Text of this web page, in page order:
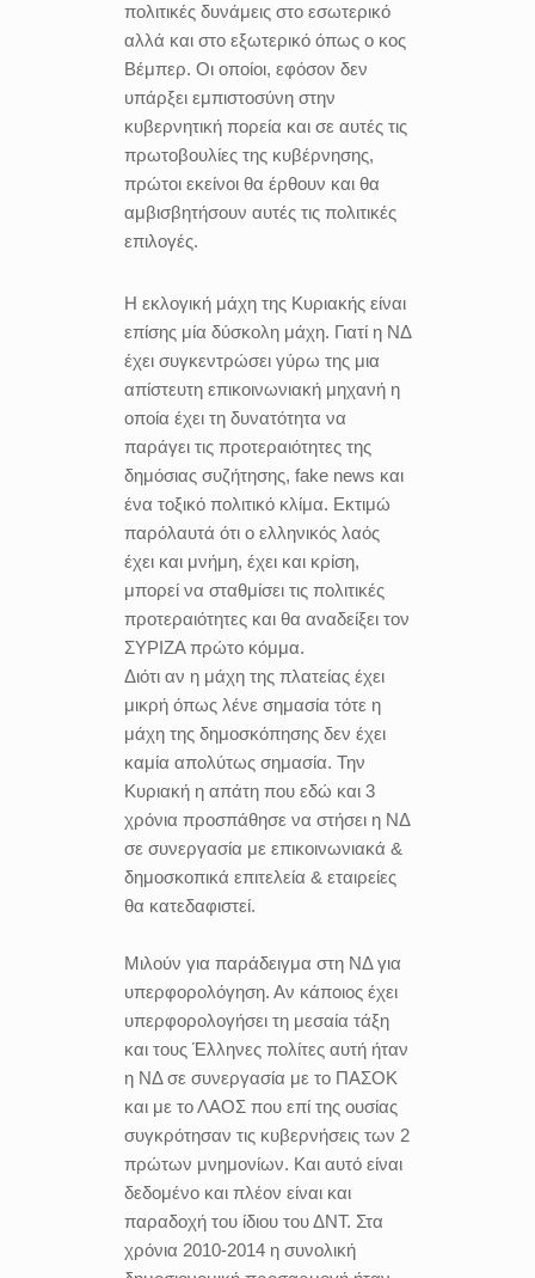
πολιτικές δυνάμεις στο εσωτερικό
αλλά και στο εξωτερικό όπως ο κος
Βέμπερ. Οι οποίοι, εφόσον δεν
υπάρξει εμπιστοσύνη στην
κυβερνητική πορεία και σε αυτές τις
πρωτοβουλίες της κυβέρνησης,
πρώτοι εκείνοι θα έρθουν και θα
αμβισβητήσουν αυτές τις πολιτικές
επιλογές.
Η εκλογική μάχη της Κυριακής είναι
επίσης μία δύσκολη μάχη. Γιατί η ΝΔ
έχει συγκεντρώσει γύρω της μια
απίστευτη επικοινωνιακή μηχανή η
οποία έχει τη δυνατότητα να
παράγει τις προτεραιότητες της
δημόσιας συζήτησης, fake news και
ένα τοξικό πολιτικό κλίμα. Εκτιμώ
παρόλαυτά ότι ο ελληνικός λαός
έχει και μνήμη, έχει και κρίση,
μπορεί να σταθμίσει τις πολιτικές
προτεραιότητες και θα αναδείξει τον
ΣΥΡΙΖΑ πρώτο κόμμα.
Διότι αν η μάχη της πλατείας έχει
μικρή όπως λένε σημασία τότε η
μάχη της δημοσκόπησης δεν έχει
καμία απολύτως σημασία. Την
Κυριακή η απάτη που εδώ και 3
χρόνια προσπάθησε να στήσει η ΝΔ
σε συνεργασία με επικοινωνιακά &
δημοσκοπικά επιτελεία & εταιρείες
θα κατεδαφιστεί.
Μιλούν για παράδειγμα στη ΝΔ για
υπερφορολόγηση. Αν κάποιος έχει
υπερφορολογήσει τη μεσαία τάξη
και τους Έλληνες πολίτες αυτή ήταν
η ΝΔ σε συνεργασία με το ΠΑΣΟΚ
και με το ΛΑΟΣ που επί της ουσίας
συγκρότησαν τις κυβερνήσεις των 2
πρώτων μνημονίων. Και αυτό είναι
δεδομένο και πλέον είναι και
παραδοχή του ίδιου του ΔΝΤ. Στα
χρόνια 2010-2014 η συνολική